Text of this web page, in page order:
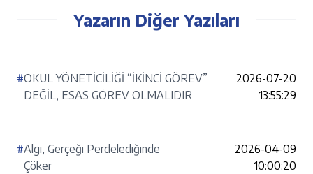
Yazarın Diğer Yazıları
#OKUL YÖNETİCİLİĞİ “İKİNCİ GÖREV”
DEĞİL, ESAS GÖREV OLMALIDIR
2026-07-20
13:55:29
#Algı, Gerçeği Perdelediğinde
Çöker
2026-04-09
10:00:20